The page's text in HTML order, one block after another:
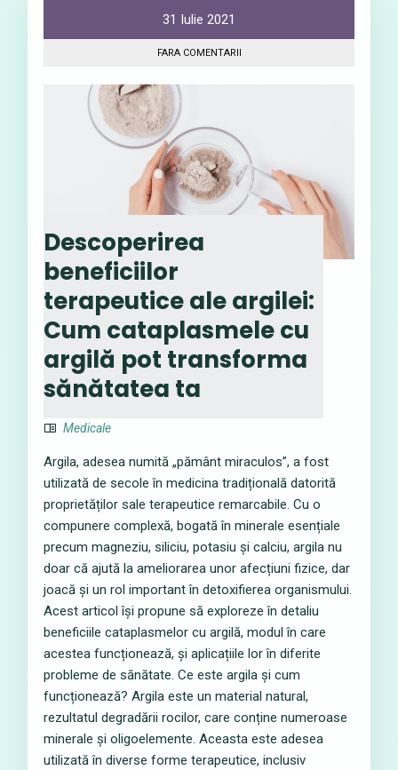
31 Iulie 2021
FARA COMENTARII
Descoperirea
beneficiilor
terapeutice ale argilei:
Cum cataplasmele cu
argilă pot transforma
sănătatea ta
Medicale
Argila, adesea numită „pământ miraculos”, a fost
utilizată de secole în medicina tradițională datorită
proprietăților sale terapeutice remarcabile. Cu o
compunere complexă, bogată în minerale esențiale
precum magneziu, siliciu, potasiu și calciu, argila nu
doar că ajută la ameliorarea unor afecțiuni fizice, dar
joacă și un rol important în detoxifierea organismului.
Acest articol își propune să exploreze în detaliu
beneficiile cataplasmelor cu argilă, modul în care
acestea funcționează, și aplicațiile lor în diferite
probleme de sănătate. Ce este argila și cum
funcționează? Argila este un material natural,
rezultatul degradării rocilor, care conține numeroase
minerale și oligoelemente. Aceasta este adesea
utilizată în diverse forme terapeutice, inclusiv